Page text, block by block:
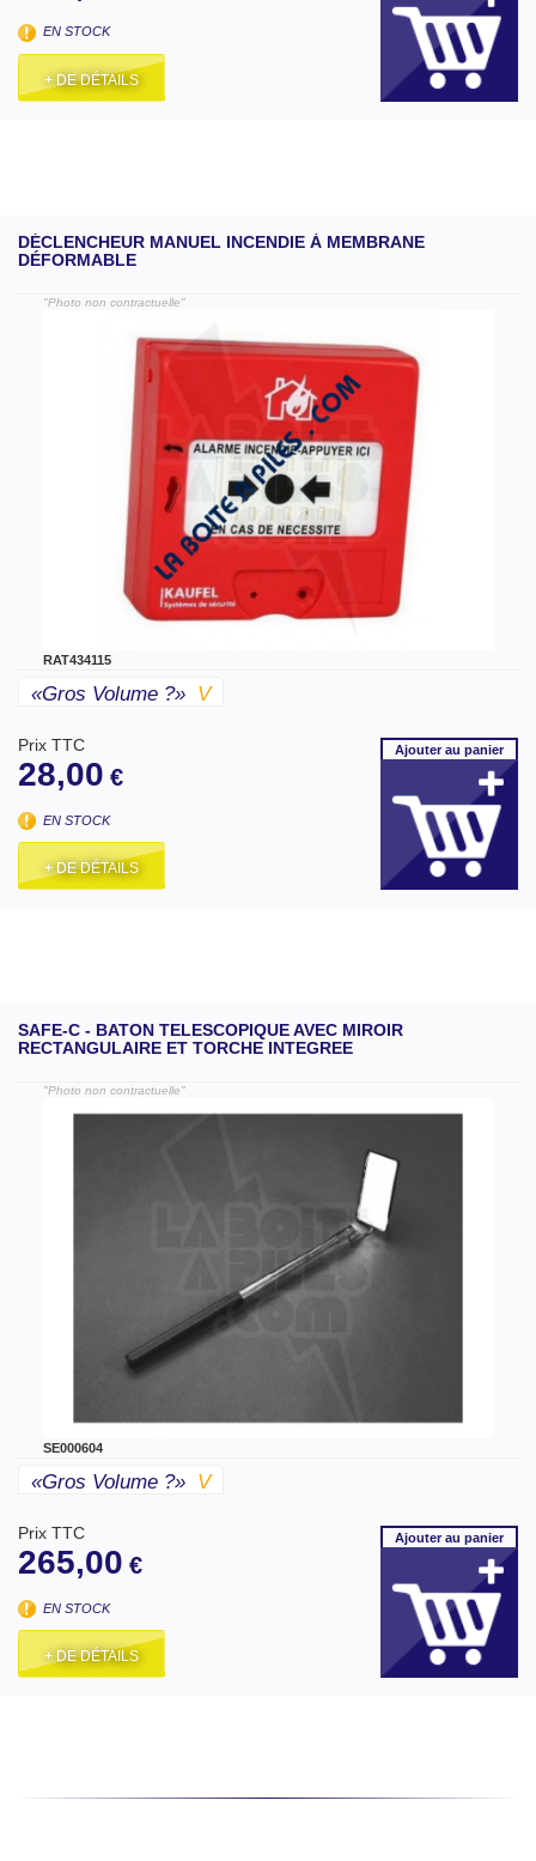
EN STOCK
+ DE DÉTAILS
DÉCLENCHEUR MANUEL INCENDIE À MEMBRANE
DÉFORMABLE
"Photo non contractuelle"
RAT434115
«gros Volume ?» V
Prix TTC
28,00 €
EN STOCK
+ DE DÉTAILS
Ajouterau panier
SAFE-C - BATON TELESCOPIQUE AVEC MIROIR
RECTANGULAIRE ET TORCHE INTEGREE
"Photo non contractuelle"
SE000604
«gros Volume ?» V
Prix TTC
265,00 €
EN STOCK
+ DE DÉTAILS
Ajouterau panier